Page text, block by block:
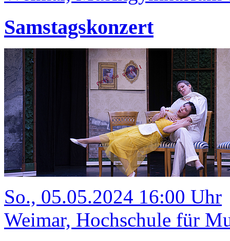
Samstagskonzert
So., 05.05.2024 16:00 Uhr
Weimar, Hochschule für